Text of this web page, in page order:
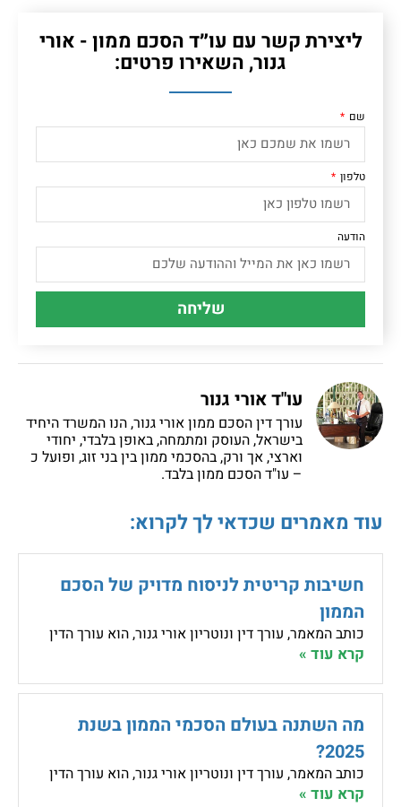
ליצירת קשר עם עו״ד הסכם ממון - אורי
גנור, השאירו פרטים:
שם
טלפון
הודעה
שליחה
עו"ד אורי גנור
עורך דין הסכם ממון אורי גנור, הנו המשרד היחיד
בישראל, העוסק ומתמחה, באופן בלבדי, יחודי
וארצי, אך ורק, בהסכמי ממון בין בני זוג, ופועל כ
– עו"ד הסכם ממון בלבד.
עוד מאמרים שכדאי לך לקרוא:
חשיבות קריטית לניסוח מדויק של הסכם
הממון
כותב המאמר, עורך דין ונוטריון אורי גנור, הוא עורך הדין
קרא עוד »
מה השתנה בעולם הסכמי הממון בשנת
2025?
כותב המאמר, עורך דין ונוטריון אורי גנור, הוא עורך הדין
קרא עוד »